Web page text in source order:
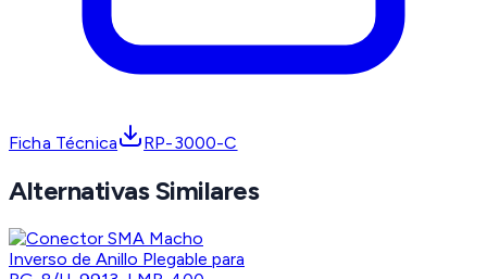
Ficha Técnica RP-3000-C
Alternativas Similares